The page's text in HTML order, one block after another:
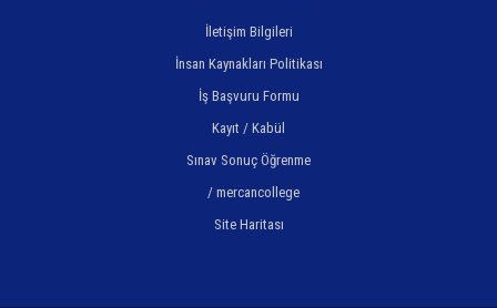
İletişim Bilgileri
İnsan Kaynakları Politikası
İş Başvuru Formu
Kayıt / Kabül
Sınav Sonuç Öğrenme
/ mercancollege
Site Haritası